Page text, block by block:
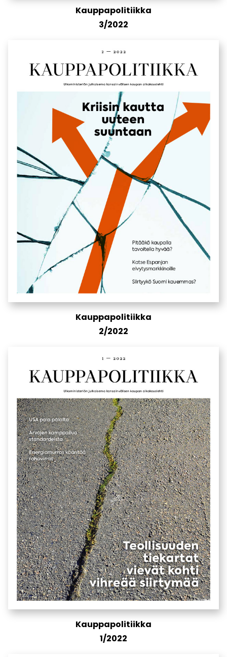
Kauppapolitiikka
3/2022
Kauppapolitiikka
2/2022
Kauppapolitiikka
1/2022